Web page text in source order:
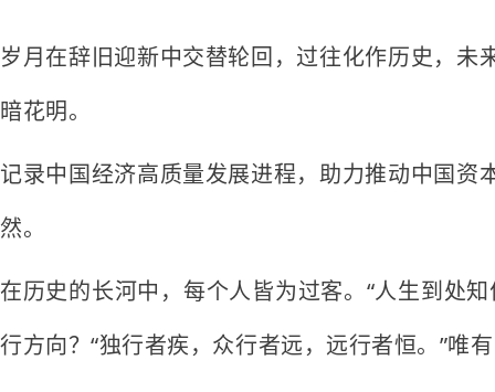
岁月在辞旧迎新中交替轮回，过往化作历史，
暗花明。
记录中国经济高质量发展进程，助力推动中国
然。
在历史的长河中，每个人皆为过客。“人生到处
行方向？“独行者疾，众行者远，远行者恒。”唯